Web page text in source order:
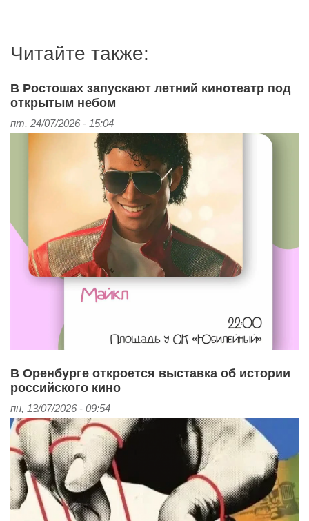
Читайте также:
В Ростошах запускают летний кинотеатр под
открытым небом
пт, 24/07/2026 - 15:04
В Оренбурге откроется выставка об истории
российского кино
пн, 13/07/2026 - 09:54